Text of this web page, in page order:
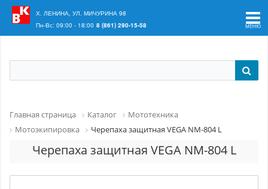
Ваш регион:
Х. ЛЕНИНА, УЛ. МИЧУРИНА 98
Пн-Вс: 09:00 - 18:00 8 (861) 290-15-58
Главная страница Каталог
Мототехника
Мотоэкипировка
Черепаха защитная VEGA NM-804 L
Черепаха защитная VEGA NM-804 L